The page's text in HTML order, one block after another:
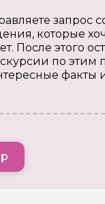
которые
После этого
по этим